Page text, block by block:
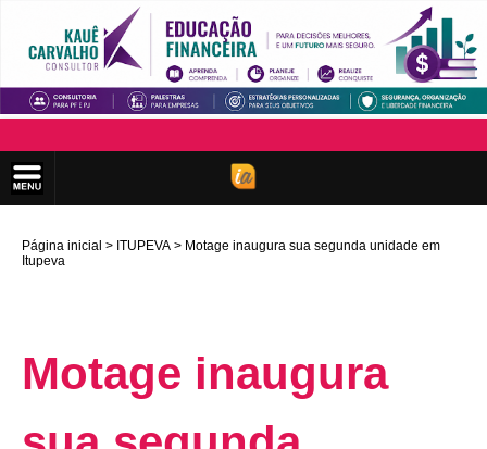
Página inicial ITUPEVA
Motage inaugura sua segunda unidade em
Itupeva
Motage inaugura